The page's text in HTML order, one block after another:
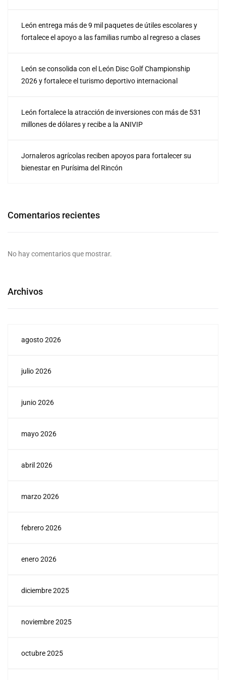
León entrega más de 9 mil paquetes de útiles escolares y
fortalece el apoyo a las familias rumbo al regreso a clases
León se consolida con el León Disc Golf Championship
2026 y fortalece el turismo deportivo internacional
León fortalece la atracción de inversiones con más de 531
millones de dólares y recibe a la ANIVIP
Jornaleros agrícolas reciben apoyos para fortalecer su
bienestar en Purísima del Rincón
Comentarios recientes
No hay comentarios que mostrar.
Archivos
agosto 2026
julio 2026
junio 2026
mayo 2026
abril 2026
marzo 2026
febrero 2026
enero 2026
diciembre 2025
noviembre 2025
octubre 2025